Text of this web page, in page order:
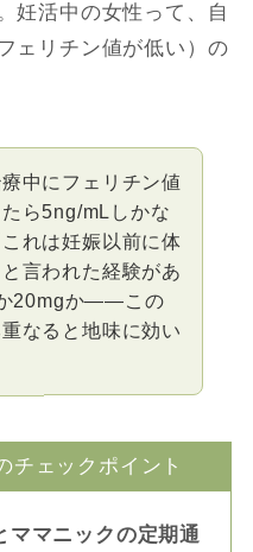
妊活中の女性って、自
ェリチン値が低い）の
中にフェリチン値
ら5ng/mLしかな
れは妊娠以前に体
言われた経験があ
20mgか――この
なると地味に効い
チェックポイント
ママニックの定期通